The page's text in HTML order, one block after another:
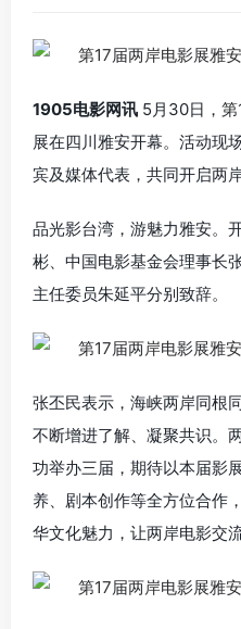
1905电影网讯 5月30日， 第
展在四川雅安开幕。活动现
宾及媒体代表，共同开启两
品光影台湾，游魅力雅安。
彬、中国电影基金会理事长
主任委员朱延平分别致辞。
张丕民表示，海峡两岸同根
不断增进了解、凝聚共识。
功举办三届，期待以本届影
养、剧本创作等全方位合作
华文化魅力，让两岸电影交